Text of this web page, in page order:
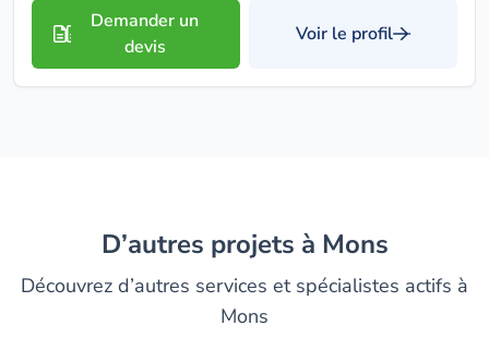
Demander un
devis
Voir le profil
D’autres projets à Mons
Découvrez d’autres services et spécialistes actifs à
Mons